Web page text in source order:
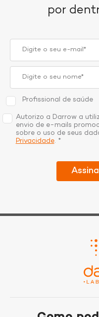
por
Profissional de saúde
Autorizo a Darrow a
envio de e-mails
sobre o uso de seus
Privacidade. *